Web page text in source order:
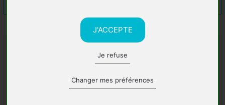
J'ACCEPTE
Je refuse
Changer mes préférences
A lire également